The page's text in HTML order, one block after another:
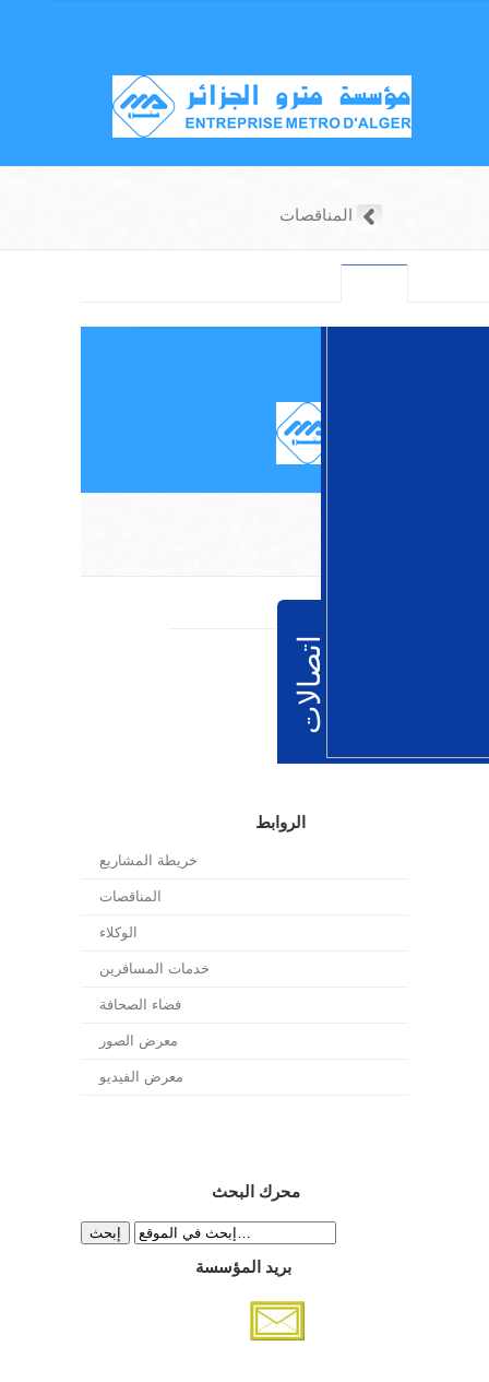
المناقصات
الروابط
خريطة المشاريع
المناقصات
الوكلاء
خدمات المسافرين
فضاء الصحافة
معرض الصور
معرض الفيديو
محرك البحث
بريد المؤسسة